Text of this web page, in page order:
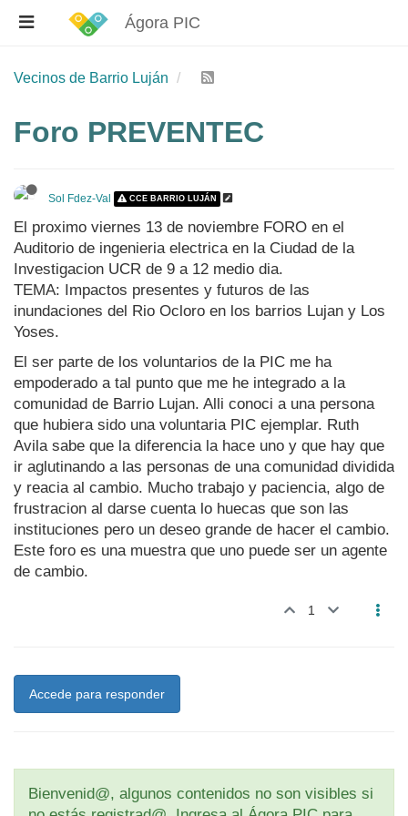
Ágora PIC
Vecinos de Barrio Luján
Foro PREVENTEC
Sol Fdez-Val CCE BARRIO LUJÁN
El proximo viernes 13 de noviembre FORO en el
Auditorio de ingenieria electrica en la Ciudad de la
Investigacion UCR de 9 a 12 medio dia.
TEMA: Impactos presentes y futuros de las
inundaciones del Rio Ocloro en los barrios Lujan y Los
Yoses.
El ser parte de los voluntarios de la PIC me ha
empoderado a tal punto que me he integrado a la
comunidad de Barrio Lujan. Alli conoci a una persona
que hubiera sido una voluntaria PIC ejemplar. Ruth
Avila sabe que la diferencia la hace uno y que hay que
ir aglutinando a las personas de una comunidad dividida
y reacia al cambio. Mucho trabajo y paciencia, algo de
frustracion al darse cuenta lo huecas que son las
instituciones pero un deseo grande de hacer el cambio.
Este foro es una muestra que uno puede ser un agente
de cambio.
1
Accede para responder
Bienvenid@, algunos contenidos no son visibles si